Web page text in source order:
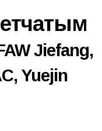
Jiefang,
Yuejin